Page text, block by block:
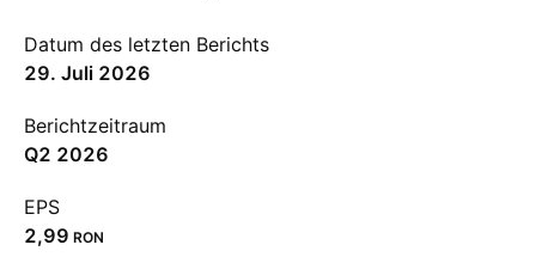
Datum des letzten Berichts
29. Juli 2026
Berichtzeitraum
Q2 2026
EPS
2,99 RON